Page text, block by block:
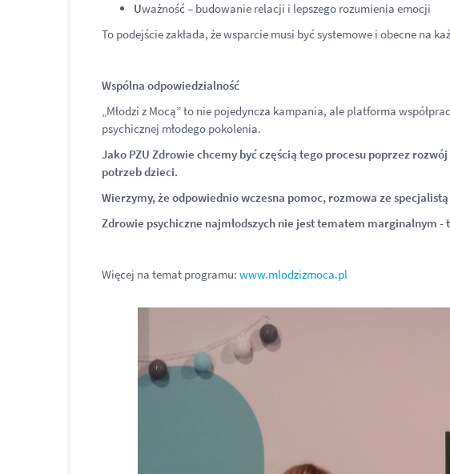
Uważność – budowanie relacji i lepszego rozumienia emocji
To podejście zakłada, że wsparcie musi być systemowe i obecne na
Wspólna odpowiedzialność
„Młodzi z Mocą” to nie pojedyncza kampania, ale platforma
psychicznej młodego pokolenia.
Jako PZU Zdrowie chcemy być częścią tego procesu poprzez
potrzeb dzieci.
Wierzymy, że odpowiednio wczesna pomoc, rozmowa ze
Zdrowie psychiczne najmłodszych nie jest tematem marginalnym -
Więcej na temat programu: www.mlodzizmoca.pl